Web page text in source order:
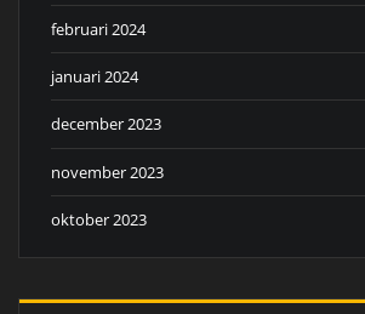
februari 2024
januari 2024
december 2023
november 2023
oktober 2023